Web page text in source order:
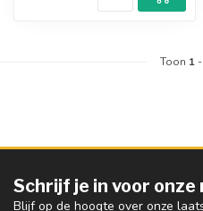
Toon 1 -
Schrijf je in voor
Blijf op de hoogte over onze